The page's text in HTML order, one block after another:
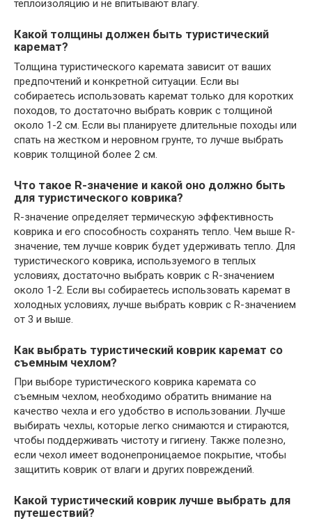
теплоизоляцию и не впитывают влагу.
Какой толщины должен быть туристический
каремат?
Толщина туристического каремата зависит от ваших
предпочтений и конкретной ситуации. Если вы
собираетесь использовать каремат только для коротких
походов, то достаточно выбрать коврик с толщиной
около 1-2 см. Если вы планируете длительные походы или
спать на жестком и неровном грунте, то лучше выбрать
коврик толщиной более 2 см.
Что такое R-значение и какой оно должно быть
для туристического коврика?
R-значение определяет термическую эффективность
коврика и его способность сохранять тепло. Чем выше R-
значение, тем лучше коврик будет удерживать тепло. Для
туристического коврика, используемого в теплых
условиях, достаточно выбрать коврик с R-значением
около 1-2. Если вы собираетесь использовать каремат в
холодных условиях, лучше выбрать коврик с R-значением
от 3 и выше.
Как выбрать туристический коврик каремат со
съемным чехлом?
При выборе туристического коврика каремата со
съемным чехлом, необходимо обратить внимание на
качество чехла и его удобство в использовании. Лучше
выбирать чехлы, которые легко снимаются и стираются,
чтобы поддерживать чистоту и гигиену. Также полезно,
если чехол имеет водонепроницаемое покрытие, чтобы
защитить коврик от влаги и других повреждений.
Какой туристический коврик лучше выбрать для
путешествий?